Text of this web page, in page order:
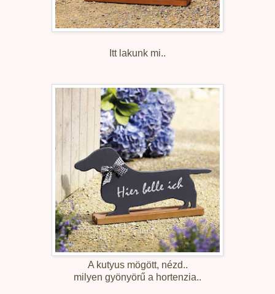
Itt lakunk mi..
A kutyus mögött, nézd..
milyen gyönyörű a hortenzia..